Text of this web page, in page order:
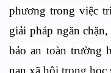
phương trong việc
giải pháp ngăn
bảo an toàn trường
nạn xã hội trong học